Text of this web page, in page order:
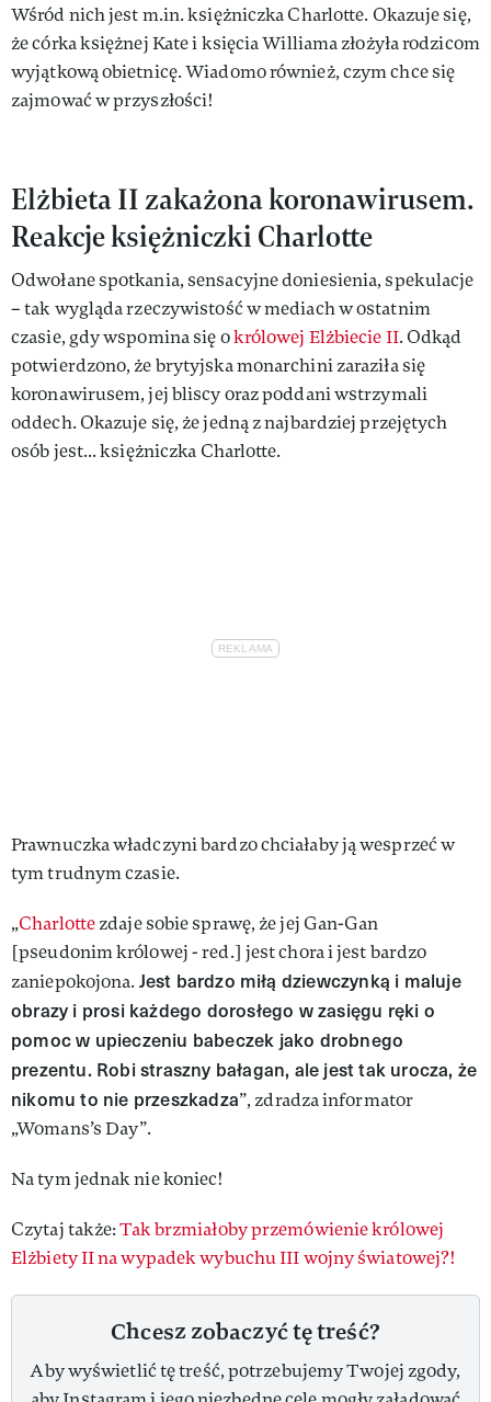
Wśród nich jest m.in. księżniczka Charlotte. Okazuje się,
że córka księżnej Kate i księcia Williama złożyła rodzicom
wyjątkową obietnicę. Wiadomo również, czym chce się
zajmować w przyszłości!
Elżbieta II zakażona koronawirusem.
Reakcje księżniczki Charlotte
Odwołane spotkania, sensacyjne doniesienia, spekulacje
– tak wygląda rzeczywistość w mediach w ostatnim
czasie, gdy wspomina się okrólowej Elżbiecie II. Odkąd
potwierdzono, że brytyjska monarchini zaraziła się
koronawirusem, jej bliscy oraz poddani wstrzymali
oddech. Okazuje się, że jedną z najbardziej przejętych
osób jest... księżniczka Charlotte.
Prawnuczka władczyni bardzo chciałaby ją wesprzeć w
tym trudnym czasie.
„Charlottezdaje sobie sprawę, że jej Gan-Gan
[pseudonim królowej - red.] jest chora i jest bardzo
zaniepokojona. Jest bardzo miłą dziewczynką i maluje
obrazy i prosi każdego dorosłego w zasięgu ręki o
pomoc w upieczeniu babeczek jako drobnego
prezentu. Robi straszny bałagan, ale jest tak urocza, że
​​nikomu to nie przeszkadza”, zdradza informator
„Womans’s Day”.
Na tym jednak nie koniec!
Czytaj także:Tak brzmiałoby przemówienie królowej
Elżbiety II na wypadek wybuchu III wojny światowej?!
Chcesz zobaczyć tę treść?
Aby wyświetlić tę treść, potrzebujemy Twojej zgody,